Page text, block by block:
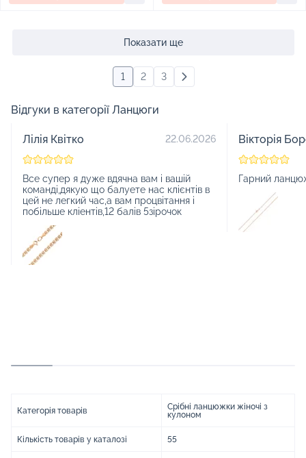
Показати ще
1 2 3
Відгуки в категорії Ланцюги
Лілія Квітко 22.06.2026
Все супер я дуже вдячна вам і вашій
команді,дякую що балуете нас клієнтів в
цей не легкий час,а вам процвітання і
побільше кліентів,12 балів 5зірочок
Вікторія
Гарний
Категорія товарів
Срібні ланцюжки жіночі з
кулоном
Кількість товарів у каталозі 55